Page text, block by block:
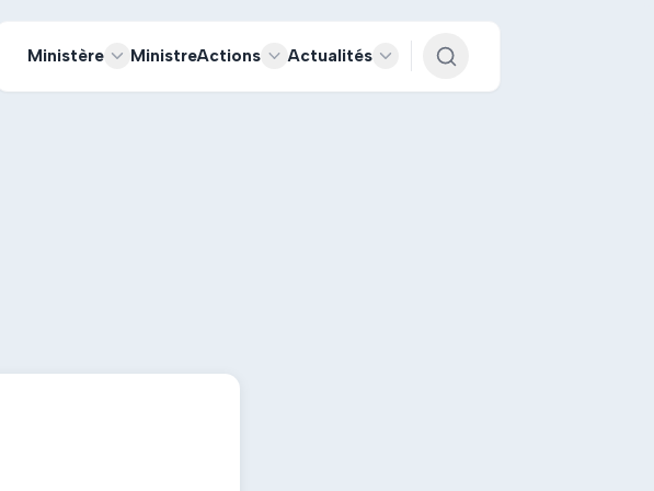
Ministère MinistreActions Actualités